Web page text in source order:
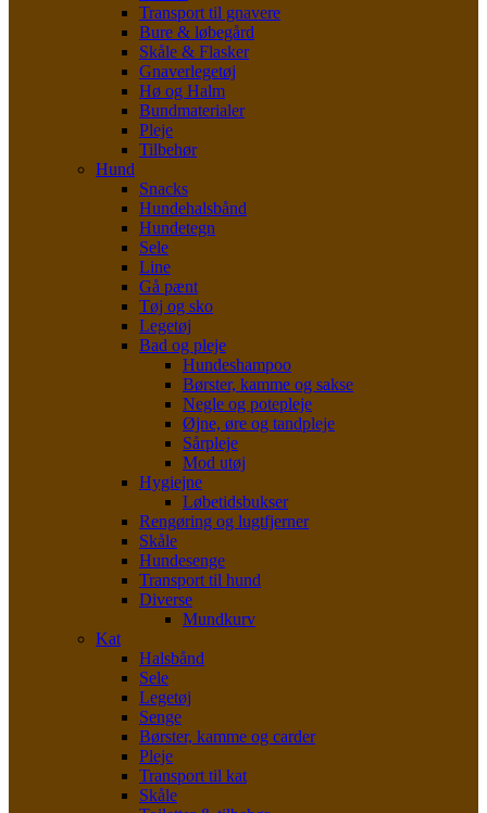
Transport til gnavere
Bure & løbegård
Skåle & Flasker
Gnaverlegetøj
Hø og Halm
Bundmaterialer
Pleje
Tilbehør
Hund
Snacks
Hundehalsbånd
Hundetegn
Sele
Line
Gå pænt
Tøj og sko
Legetøj
Bad og pleje
Hundeshampoo
Børster, kamme og sakse
Negle og potepleje
Øjne, øre og tandpleje
Sårpleje
Mod utøj
Hygiejne
Løbetidsbukser
Rengøring og lugtfjerner
Skåle
Hundesenge
Transport til hund
Diverse
Mundkurv
Kat
Halsbånd
Sele
Legetøj
Senge
Børster, kamme og carder
Pleje
Transport til kat
Skåle